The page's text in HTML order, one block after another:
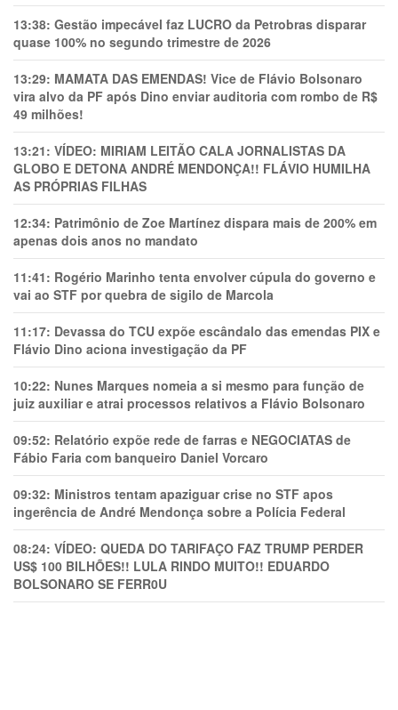
13:38: Gestão impecável faz LUCRO da Petrobras disparar
quase 100% no segundo trimestre de 2026
13:29: MAMATA DAS EMENDAS! Vice de Flávio Bolsonaro
vira alvo da PF após Dino enviar auditoria com rombo de R$
49 milhões!
13:21: VÍDEO: MIRIAM LEITÃO CALA JORNALISTAS DA
GLOBO E DETONA ANDRÉ MENDONÇA!! FLÁVIO HUMILHA
AS PRÓPRIAS FILHAS
12:34: Patrimônio de Zoe Martínez dispara mais de 200% em
apenas dois anos no mandato
11:41: Rogério Marinho tenta envolver cúpula do governo e
vai ao STF por quebra de sigilo de Marcola
11:17: Devassa do TCU expõe escândalo das emendas PIX e
Flávio Dino aciona investigação da PF
10:22: Nunes Marques nomeia a si mesmo para função de
juiz auxiliar e atrai processos relativos a Flávio Bolsonaro
09:52: Relatório expõe rede de farras e NEGOCIATAS de
Fábio Faria com banqueiro Daniel Vorcaro
09:32: Ministros tentam apaziguar crise no STF apos
ingerência de André Mendonça sobre a Polícia Federal
08:24: VÍDEO: QUEDA DO TARIFAÇO FAZ TRUMP PERDER
US$ 100 BILHÕES!! LULA RINDO MUITO!! EDUARDO
BOLSONARO SE FERR0U